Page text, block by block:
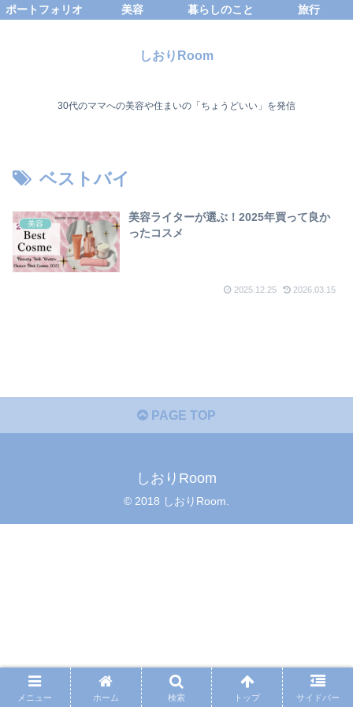
しおりRoom
30代のママへの美容や住まいの「ちょうどいい」を発信
ポートフォリオ 美容 暮らしのこと 旅行
ベストバイ
美容
美容ライターが選ぶ！2025年買って良か
ったコスメ
2025.12.25 2026.03.15
PAGE TOP
しおりRoom
© 2018 しおりRoom.
メニュー ホーム 検索 トップ サイドバー